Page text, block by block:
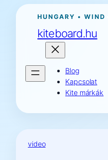
Ugrás
tartalomhoz
HUNGARY • WIND
kiteboard.hu
Blog
Kapcsolat
Kite márkák
video